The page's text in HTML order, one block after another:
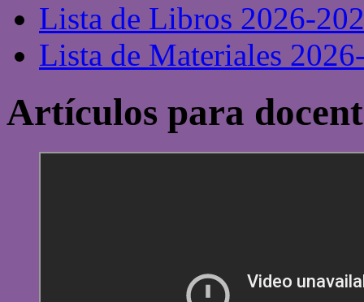
Lista de Libros 2026-
Lista de Materiales
Artículos para